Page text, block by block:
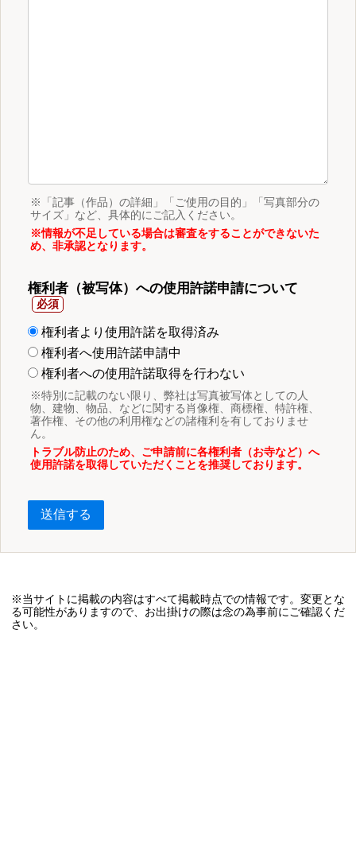
※「記事（作品）の詳細」「ご使用の目的」「写真部分の
サイズ」など、具体的にご記入ください。
※情報が不足している場合は審査をすることができないた
め、非承認となります。
権利者（被写体）への使用許諾申請について
権利者より使用許諾を取得済み
権利者へ使用許諾申請中
権利者への使用許諾取得を行わない
※特別に記載のない限り、弊社は写真被写体としての人
物、建物、物品、などに関する肖像権、商標権、特許権、
著作権、その他の利用権などの諸権利を有しておりませ
ん。
トラブル防止のため、ご申請前に各権利者（お寺など）へ
使用許諾を取得していただくことを推奨しております。
送信する
※当サイトに掲載の内容はすべて掲載時点での情報です。変更とな
る可能性がありますので、お出掛けの際は念の為事前にご確認くだ
さい。